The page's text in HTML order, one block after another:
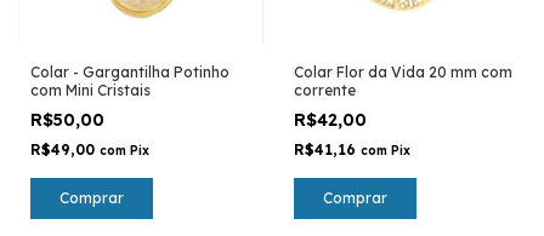
Colar - Gargantilha Potinho
com Mini Cristais
R$50,00
R$49,00 com Pix
Comprar
Colar Flor da Vida 20 mm com
corrente
R$42,00
R$41,16 com Pix
Comprar